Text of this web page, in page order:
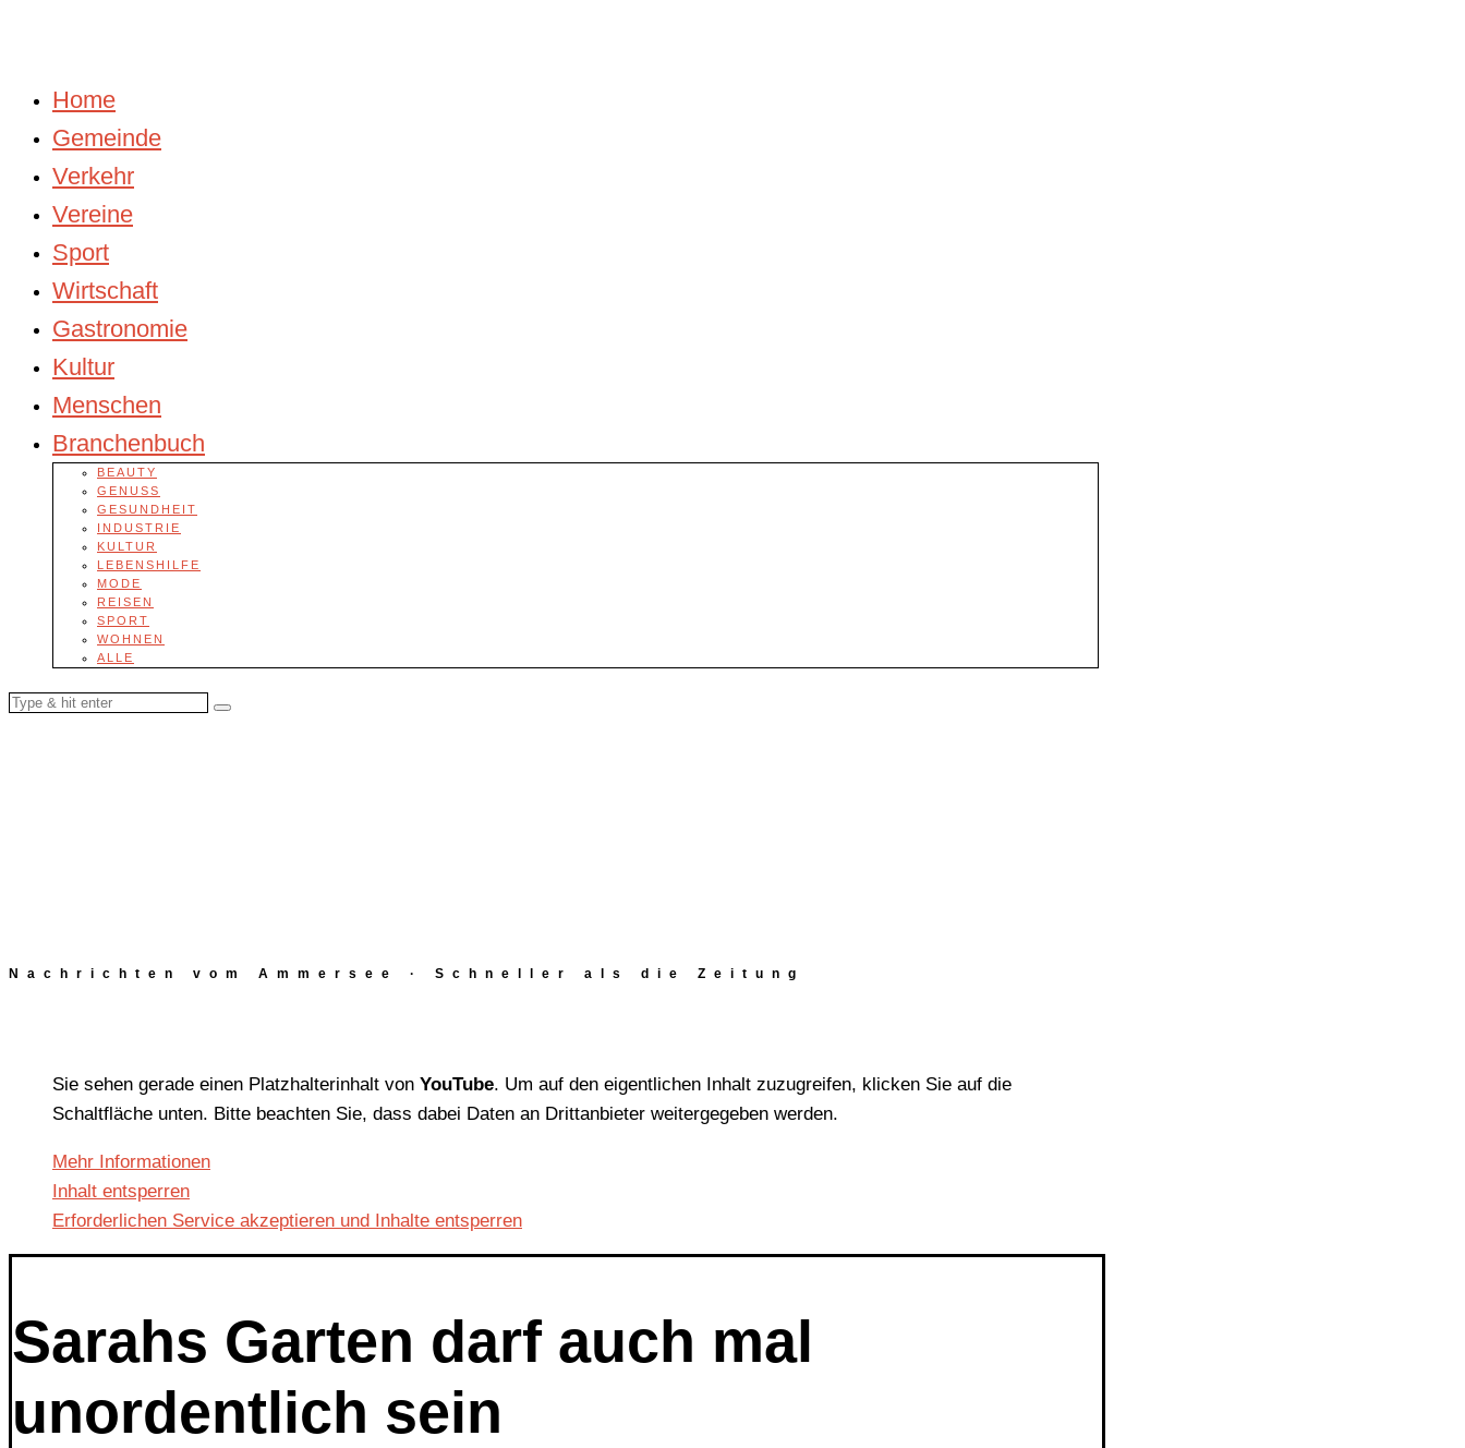
Home
Gemeinde
Verkehr
Vereine
Sport
Wirtschaft
Gastronomie
Kultur
Menschen
Branchenbuch
BEAUTY
GENUSS
GESUNDHEIT
INDUSTRIE
KULTUR
LEBENSHILFE
MODE
REISEN
SPORT
WOHNEN
ALLE
Nachrichten vom Ammersee · Schneller als die Zeitung
Sie sehen gerade einen Platzhalterinhalt von YouTube. Um auf den eigentlichen Inhalt zuzugreifen, klicken Sie auf die
Schaltfläche unten. Bitte beachten Sie, dass dabei Daten an Drittanbieter weitergegeben werden.
Mehr Informationen
Inhalt entsperren
Erforderlichen Service akzeptieren und Inhalte entsperren
Sarahs Garten darf auch mal
unordentlich sein